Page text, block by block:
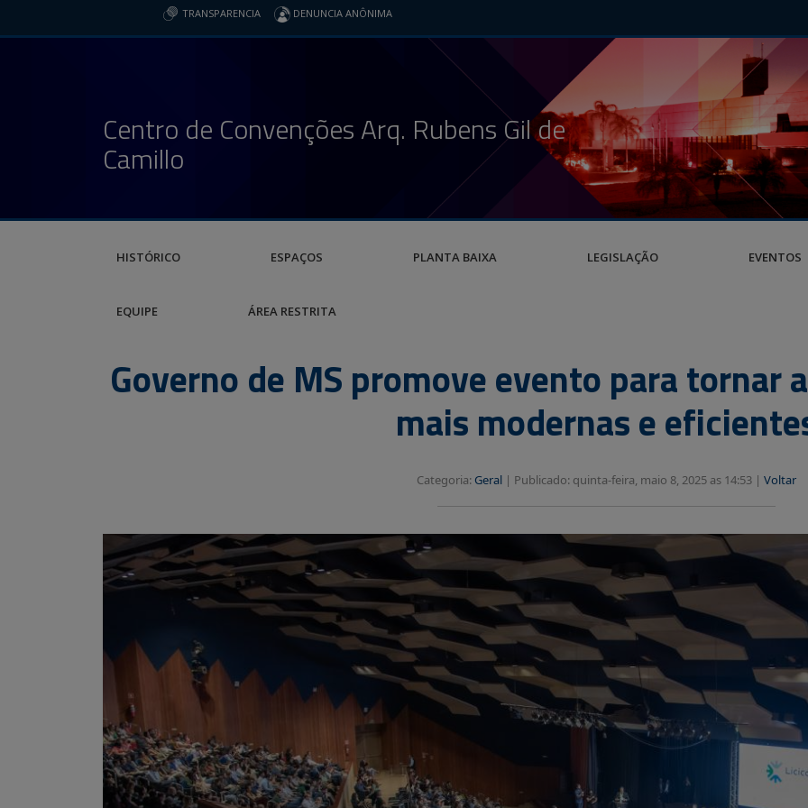
TRANSPARENCIA DENUNCIA ANÔNIMA
Centro de Convenções Arq. Rubens Gil de
Camillo
HISTÓRICO ESPAÇOS PLANTA BAIXA LEGISLAÇÃO EVENTOS
EQUIPE ÁREA RESTRITA
Governo de MS promove evento para tornar
mais modernas e
Categoria: Geral| Publicado: quinta-feira, maio 8, 2025 as 14:53 | Voltar